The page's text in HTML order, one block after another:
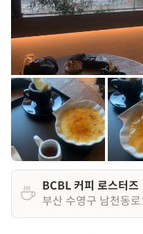
BCBL 커피 로스터즈
부산 수영구 남천동